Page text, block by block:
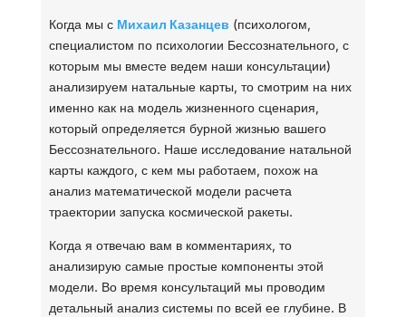
Когда мы с Михаил Казанцев (психологом,
специалистом по психологии Бессознательного, с
которым мы вместе ведем наши консультации)
анализируем натальные карты, то смотрим на них
именно как на модель жизненного сценария,
который определяется бурной жизнью вашего
Бессознательного. Наше исследование натальной
карты каждого, с кем мы работаем, похож на
анализ математической модели расчета
траектории запуска космической ракеты.
Когда я отвечаю вам в комментариях, то
анализирую самые простые компоненты этой
модели. Во время консультаций мы проводим
детальный анализ системы по всей ее глубине. В